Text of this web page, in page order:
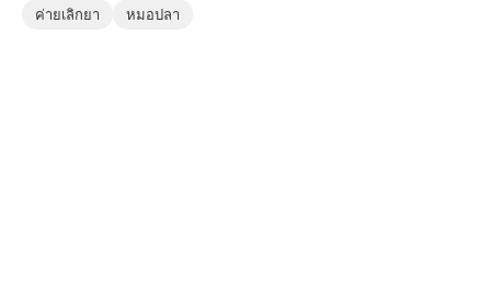
ค่ายเลิกยา หมอปลา